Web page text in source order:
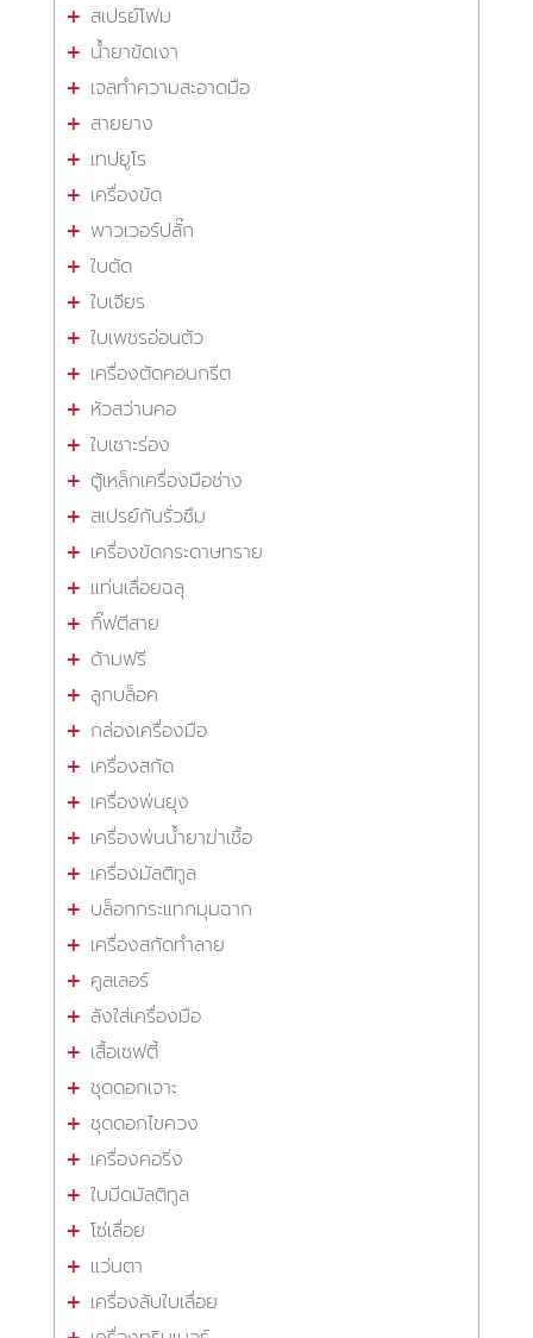
สเปรย์โฟม
น้ำยาขัดเงา
เจลทำความสะอาดมือ
สายยาง
เทปยูโร
เครื่องขัด
พาวเวอร์ปลั๊ก
ใบตัด
ใบเจียร
ใบเพชรอ่อนตัว
เครื่องตัดคอนกรีต
หัวสว่านคอ
ใบเซาะร่อง
ตู้เหล็กเครื่องมือช่าง
สเปรย์กันรั่วซึม
เครื่องขัดกระดาษทราย
แท่นเลื่อยฉลุ
กิ๊ฟตีสาย
ด้ามฟรี
ลูกบล็อค
กล่องเครื่องมือ
เครื่องสกัด
เครื่องพ่นยุง
เครื่องพ่นน้ำยาฆ่าเชื้อ
เครื่องมัลติทูล
บล็อกกระแทกมุมฉาก
เครื่องสกัดทำลาย
คูลเลอร์
ลังใส่เครื่องมือ
เสื้อเซฟตี้
ชุดดอกเจาะ
ชุดดอกไขควง
เครื่องคอริ่ง
ใบมีดมัลติทูล
โซ่เลื่อย
แว่นตา
เครื่องลับใบเลื่อย